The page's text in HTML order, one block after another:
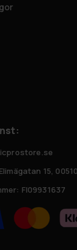
Elimägatan 15,
FI09931637